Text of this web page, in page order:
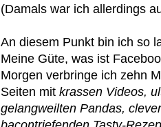
(Damals war ich allerdings
An diesem Punkt bin ich so
Meine Güte, was ist
Morgen verbringe ich zehn
Seiten mit krassen Videos,
gelangweilten Pandas,